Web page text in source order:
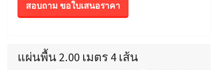
สอบถาม ขอใบเสนอราคา
แผ่นพื้น 2.00 เมตร 4 เส้น